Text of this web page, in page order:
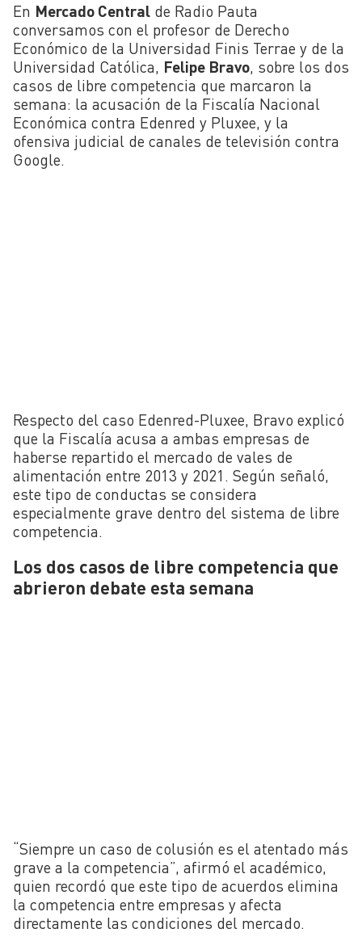
En Mercado Central de Radio Pauta
conversamos con el profesor de Derecho
Económico de la Universidad Finis Terrae y de la
Universidad Católica, Felipe Bravo , sobre los dos
casos de libre competencia que marcaron la
semana: la acusación de la Fiscalía Nacional
Económica contra Edenred y Pluxee, y la
ofensiva judicial de canales de televisión contra
Google.
Respecto del caso Edenred-Pluxee, Bravo explicó
que la Fiscalía acusa a ambas empresas de
haberse repartido el mercado de vales de
alimentación entre 2013 y 2021. Según señaló,
este tipo de conductas se considera
especialmente grave dentro del sistema de libre
competencia.
Los dos casos de libre competencia que
abrieron debate esta semana
“Siempre un caso de colusión es el atentado más
grave a la competencia”, afirmó el académico,
quien recordó que este tipo de acuerdos elimina
la competencia entre empresas y afecta
directamente las condiciones del mercado.